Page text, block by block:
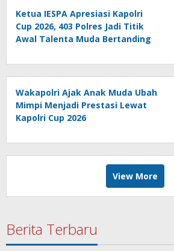
Ketua IESPA Apresiasi Kapolri
Cup 2026, 403 Polres Jadi Titik
Awal Talenta Muda Bertanding
Wakapolri Ajak Anak Muda Ubah
Mimpi Menjadi Prestasi Lewat
Kapolri Cup 2026
View More
Berita Terbaru